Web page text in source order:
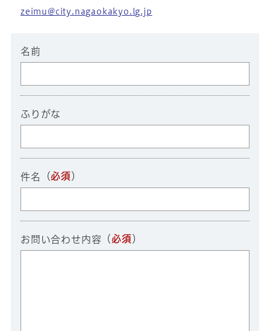
zeimu@city.nagaokakyo.lg.jp
名前
ふりがな
件名 （必須 ）
お問い合わせ内容 （必須 ）